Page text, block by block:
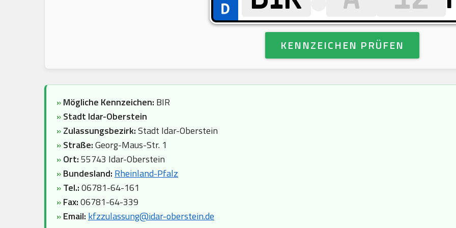
KENNZEICHEN PRÜFEN
»Mögliche Kennzeichen: BIR
»Stadt Idar-Oberstein
»Zulassungsbezirk:Stadt Idar-Oberstein
»Straße:Georg-Maus-Str. 1
»Ort:55743 Idar-Oberstein
»Bundesland: Rheinland-Pfalz
»Tel.:06781-64-161
»Fax:06781-64-339
»Email: kfzzulassung@idar-oberstein.de